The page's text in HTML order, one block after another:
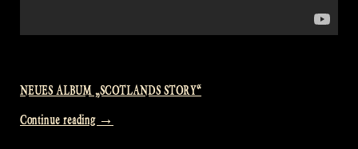
NEUES ALBUM „SCOTLANDS STORY“
Continue reading „International
→